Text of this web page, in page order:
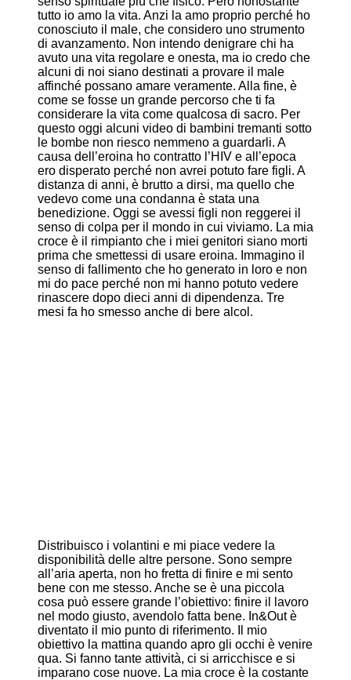
tutto io amo la vita. Anzi la amo proprio perché ho
conosciuto il male, che considero uno strumento
di avanzamento. Non intendo denigrare chi ha
avuto una vita regolare e onesta, ma io credo che
alcuni di noi siano destinati a provare il male
affinché possano amare veramente. Alla fine, è
come se fosse un grande percorso che ti fa
considerare la vita come qualcosa di sacro. Per
questo oggi alcuni video di bambini tremanti sotto
le bombe non riesco nemmeno a guardarli. A
causa dell’eroina ho contratto l’HIV e all’epoca
ero disperato perché non avrei potuto fare figli. A
distanza di anni, è brutto a dirsi, ma quello che
vedevo come una condanna è stata una
benedizione. Oggi se avessi figli non reggerei il
senso di colpa per il mondo in cui viviamo. La mia
croce è il rimpianto che i miei genitori siano morti
prima che smettessi di usare eroina. Immagino il
senso di fallimento che ho generato in loro e non
mi do pace perché non mi hanno potuto vedere
rinascere dopo dieci anni di dipendenza. Tre
mesi fa ho smesso anche di bere alcol.
Distribuisco i volantini e mi piace vedere la
disponibilità delle altre persone. Sono sempre
all’aria aperta, non ho fretta di finire e mi sento
bene con me stesso. Anche se è una piccola
cosa può essere grande l’obiettivo: finire il lavoro
nel modo giusto, avendolo fatta bene. In&Out è
diventato il mio punto di riferimento. Il mio
obiettivo la mattina quando apro gli occhi è venire
qua. Si fanno tante attività, ci si arricchisce e si
imparano cose nuove. La mia croce è la costante